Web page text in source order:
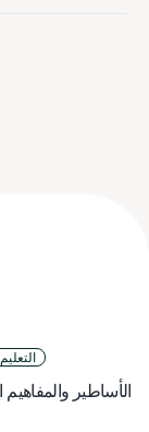
الأساطير